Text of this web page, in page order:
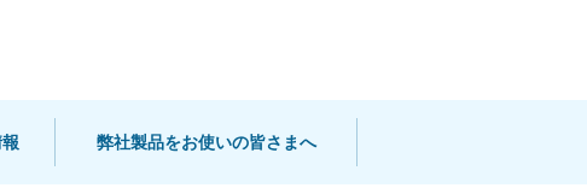
弊社製品をお使いの皆さまへ